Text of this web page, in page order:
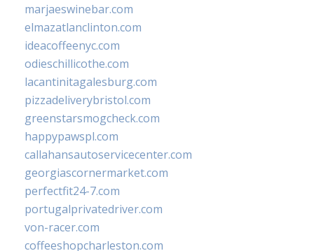
marjaeswinebar.com
elmazatlanclinton.com
ideacoffeenyc.com
odieschillicothe.com
lacantinitagalesburg.com
pizzadeliverybristol.com
greenstarsmogcheck.com
happypawspl.com
callahansautoservicecenter.com
georgiascornermarket.com
perfectfit24-7.com
portugalprivatedriver.com
von-racer.com
coffeeshopcharleston.com